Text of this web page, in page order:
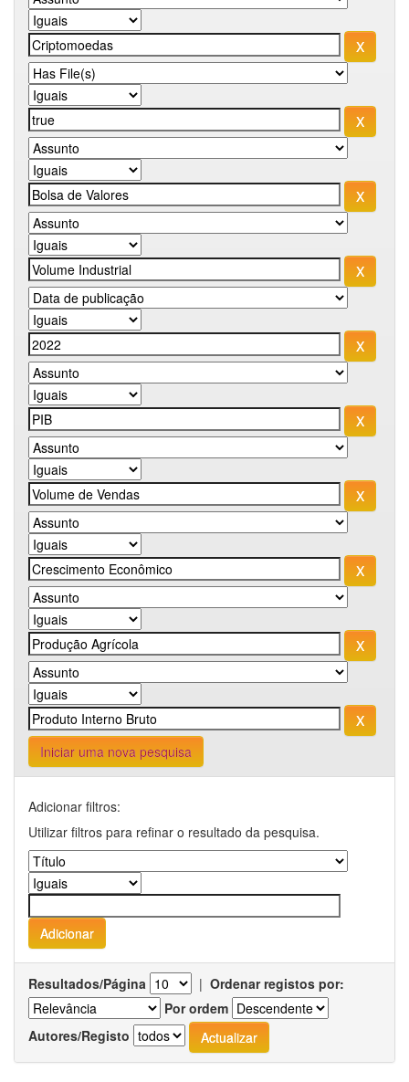
Iniciar uma nova pesquisa
Adicionar filtros:
Utilizar filtros para refinar o resultado da pesquisa.
Resultados/Página | Ordenar registos por:
Por ordem
Autores/Registo